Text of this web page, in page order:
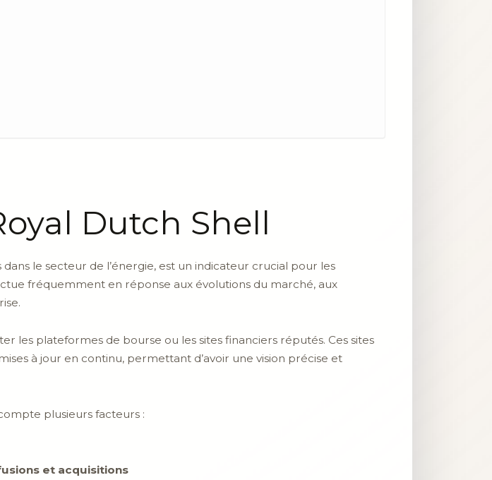
Dutch Shell
dans le secteur de l’énergie, est un indicateur crucial pour les
fréquemment en réponse aux évolutions du marché, aux
les plateformes de bourse ou les sites financiers réputés. Ces sites
à jour en continu, permettant d’avoir une vision précise et
plusieurs facteurs :
et acquisitions